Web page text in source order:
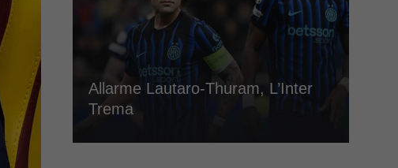
Allarme Lautaro-Thuram, L’Inter
Trema